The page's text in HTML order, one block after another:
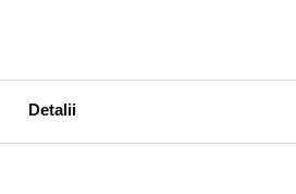
Detalii